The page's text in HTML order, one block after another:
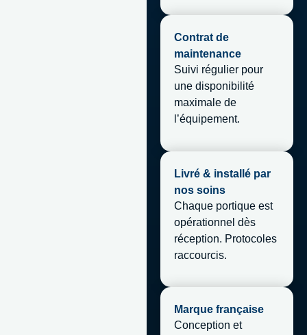
Contrat de
maintenance
Suivi régulier pour
une disponibilité
maximale de
l’équipement.
Livré & installé par
nos soins
Chaque portique est
opérationnel dès
réception. Protocoles
raccourcis.
Marque française
Conception et